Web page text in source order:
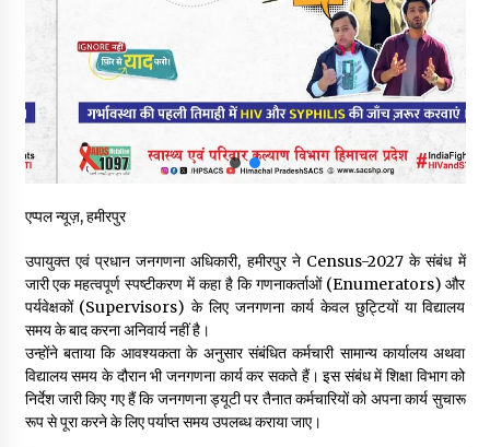
5 किलो अफीम डोडा/पोस्त बरामदगी मामले में कुल्लू सैंज से मुख्य सप्लायर
गिरफ्तार
09/08/2026
सुधीर शर्मा अपनी बोल-वाणी सुधारें, हिमाचली संस्कृति के अनुरूप करें भाषा का
प्रयोग- राजेश धर्माणी
08/08/2026
08/08/2026
चंबा के बैरागढ़ में दर्दनाक बस हादसा, 7 की मौत, 11 घायल, राज्यपाल CM व
कुलदीप पठानिया सहित नेताओं ने जताया शोक
08/08/2026
चंबा में बड़ा बस सड़क हादसा, 3 की मौत कई गंभीर घायल, बैरागढ़ से चंबा आ
एप्पल न्यूज़, हमीरपुर
उपायुक्त एवं प्रधान जनगणना अधिकारी, हमीरपुर ने Census-2027 के संबंध में
जारी एक महत्वपूर्ण स्पष्टीकरण में कहा है कि गणनाकर्ताओं (Enumerators) और
पर्यवेक्षकों (Supervisors) के लिए जनगणना कार्य केवल छुट्टियों या विद्यालय
समय के बाद करना अनिवार्य नहीं है।
उन्होंने बताया कि आवश्यकता के अनुसार संबंधित कर्मचारी सामान्य कार्यालय अथवा
विद्यालय समय के दौरान भी जनगणना कार्य कर सकते हैं। इस संबंध में शिक्षा विभाग को
निर्देश जारी किए गए हैं कि जनगणना ड्यूटी पर तैनात कर्मचारियों को अपना कार्य सुचारू
रूप से पूरा करने के लिए पर्याप्त समय उपलब्ध कराया जाए।